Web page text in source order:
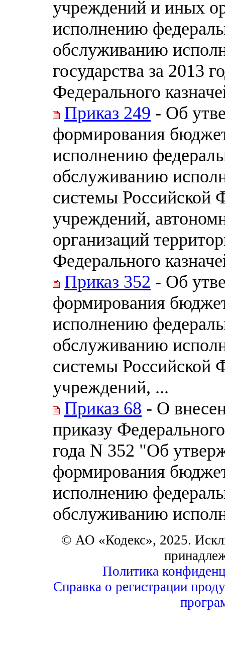
учреждений и иных
исполнению
обслуживанию
государства за 2013
Федерального
Приказ 249 - Об
формирования
исполнению
обслуживанию
системы Российской
учреждений,
организаций
Федерального
Приказ 352 - Об
формирования
исполнению
обслуживанию
системы Российской
учреждений, ...
Приказ 68 - О
приказу
года N 352 "Об
формирования
исполнению
обслуживанию
© АО «Кодекс», 2025.
Политика
Справка о регистрации